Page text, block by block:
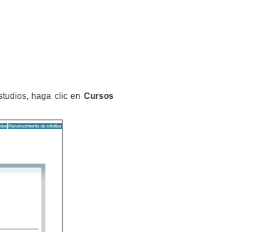
haga clic en Cursos